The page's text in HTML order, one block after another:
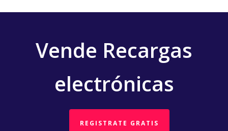
Vende Recargas
electrónicas
REGISTRATE GRATIS